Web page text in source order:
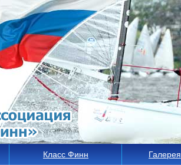
Класс Финн Галерея